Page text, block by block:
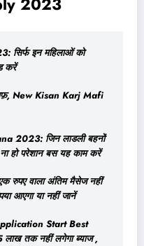
इन महिलाओं को
करें
New Kisan Karj Mafi
2023: जिन लाडली बहनों
हो परेशान बस यह काम करें
रुपए वाला अंतिम मैसेज नहीं
आएगा या नहीं जानें
Start Best
लाख तक नहीं लगेगा ब्याज ,